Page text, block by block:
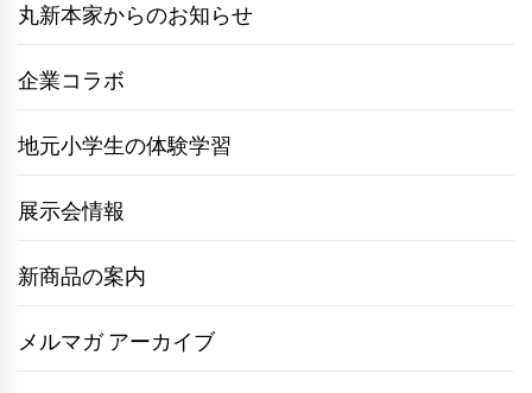
丸新本家からのお知らせ
企業コラボ
地元小学生の体験学習
展示会情報
新商品の案内
メルマガ アーカイブ